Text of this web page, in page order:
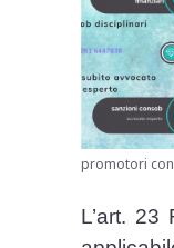
promotori
L’art. 23